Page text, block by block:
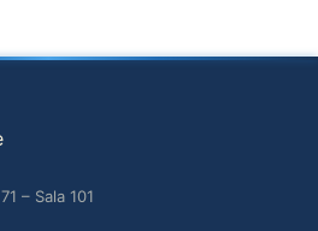
– Sala 101